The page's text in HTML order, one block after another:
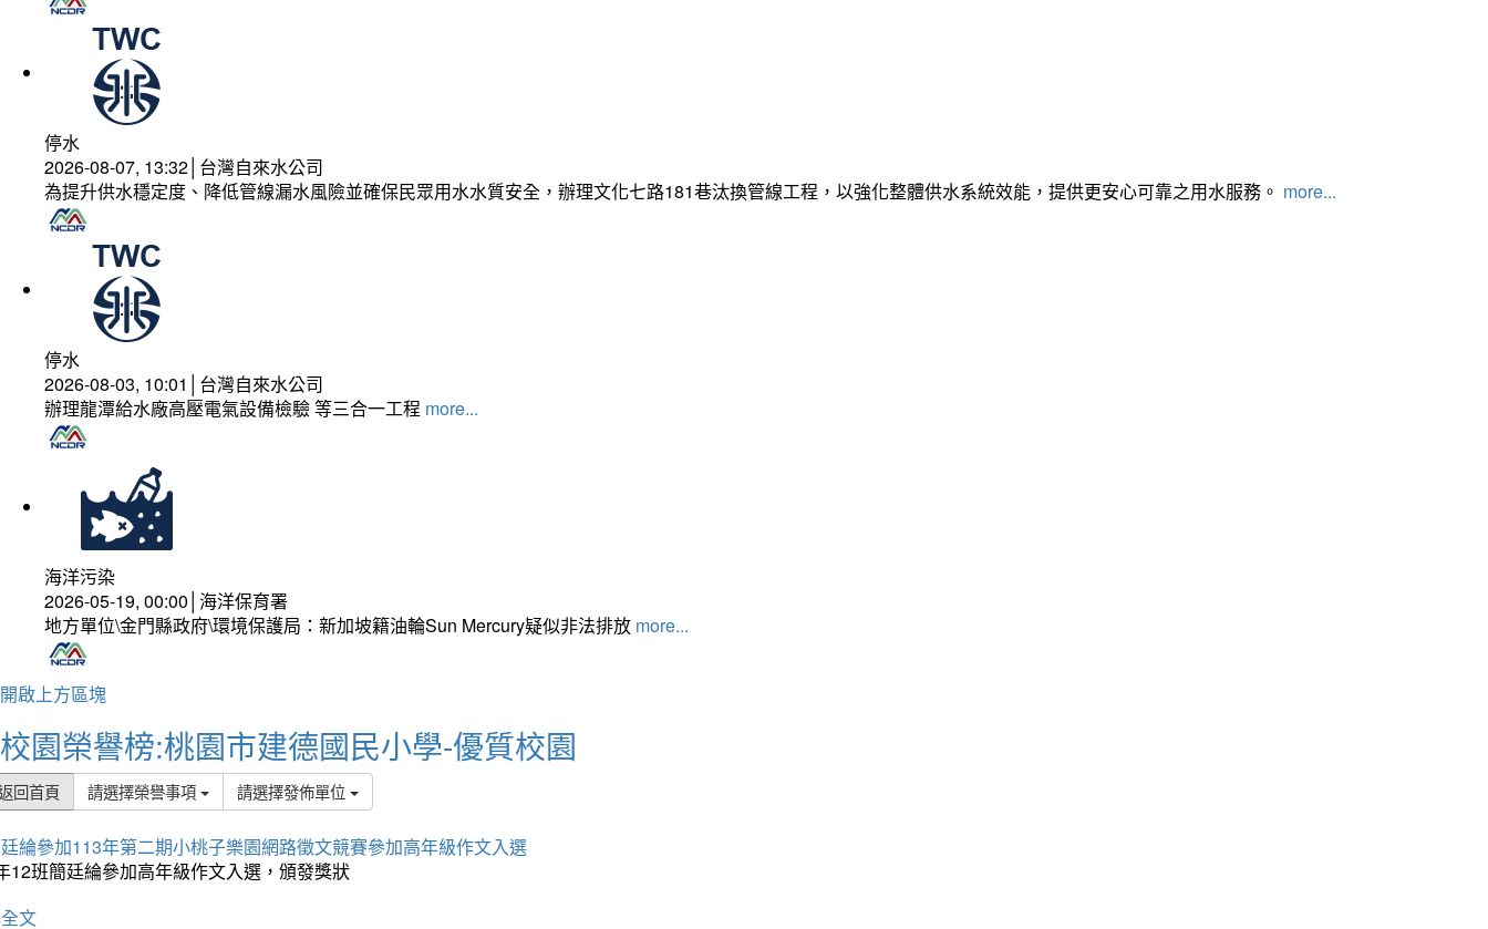
停水
2026-08-07, 13:32│台灣自來水公司
為提升供水穩定度、降低管線漏水風險並確保民眾用水水質安全，辦理文化七路181巷汰換管線工程，以強化整體供水系統效能，提供更安心可靠之用水服務。 more...
停水
2026-08-03, 10:01│台灣自來水公司
辦理龍潭給水廠高壓電氣設備檢驗 等三合一工程 more...
海洋污染
2026-05-19, 00:00│海洋保育署
地方單位\金門縣政府\環境保護局：新加坡籍油輪Sun Mercury疑似非法排放 more...
開啟上方區塊
校園榮譽榜:桃園市建德國民小學-優質校園
回首頁 請選擇榮譽事項 請選擇發佈單位
綸參加113年第二期小桃子樂園網路徵文競賽參加高年級作文入選
12班簡廷綸參加高年級作文入選，頒發獎狀
文